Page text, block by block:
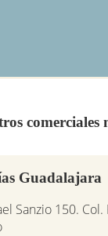
comerciales
Guadalajara
Sanzio 150.